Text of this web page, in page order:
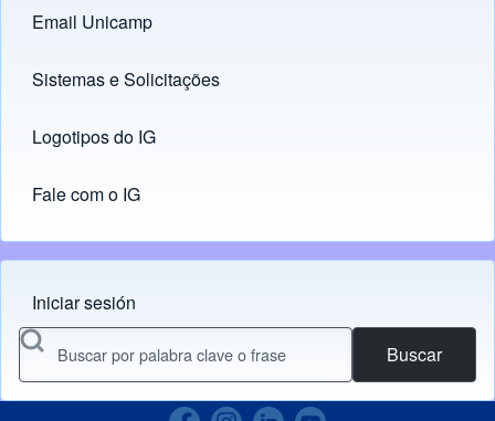
Links
Email Unicamp
(opens in new tab)
Sistemas e Solicitações
(opens in new tab)
Logotipos do IG
(opens in new tab)
Fale com o IG
Menu do usuário
Iniciar sesión
Buscar